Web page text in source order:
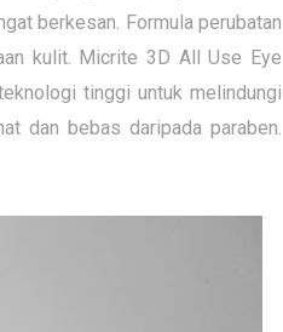
berkesan. Formula perubatan
kulit. Micrite 3D All Use Eye
tinggi untuk melindungi
dan bebas daripada paraben.